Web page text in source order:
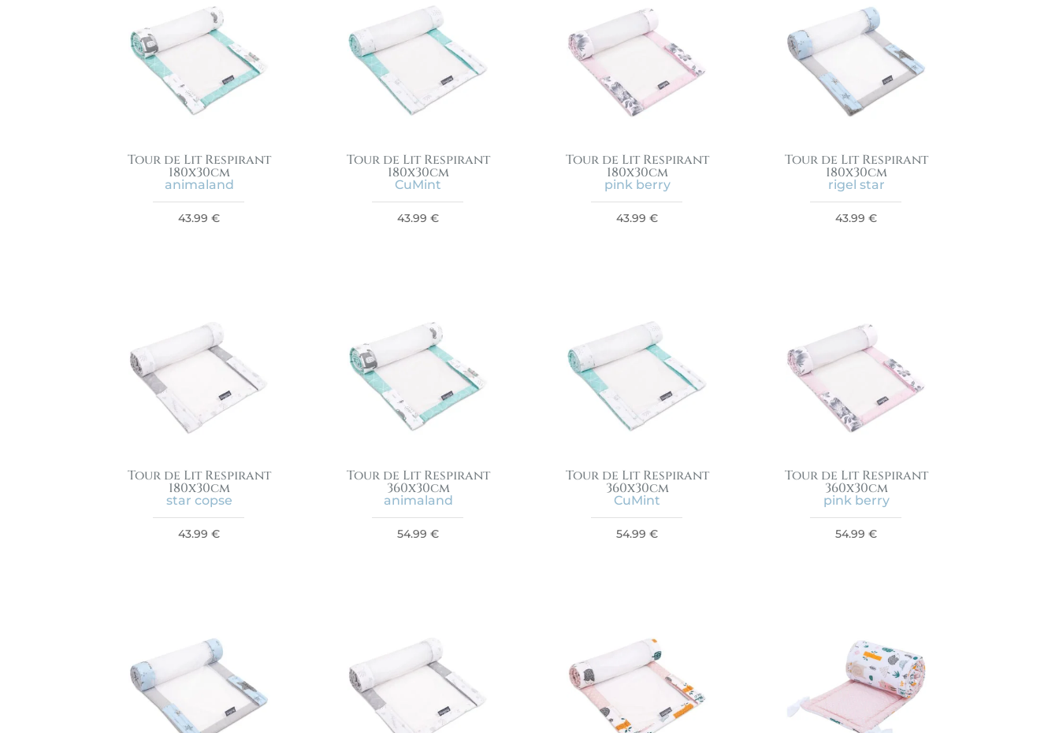
Tour de Lit Respirant
180x30cm
animaland
43.99€
Tour de Lit Respirant
180x30cm
CuMint
43.99€
Tour de Lit Respirant
180x30cm
pink berry
43.99€
Tour de Lit Respirant
180x30cm
rigel star
43.99€
Tour de Lit Respirant
180x30cm
star copse
43.99€
Tour de Lit Respirant
360x30cm
animaland
54.99€
Tour de Lit Respirant
360x30cm
CuMint
54.99€
Tour de Lit Respirant
360x30cm
pink berry
54.99€